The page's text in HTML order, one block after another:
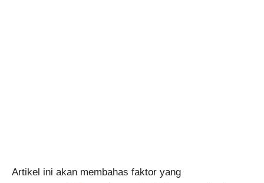
Artikel ini akan membahas faktor yang